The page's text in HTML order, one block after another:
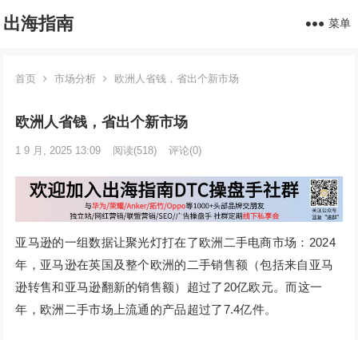
出海指南 菜单
首页 市场分析 欧洲人省钱，省出个新市场
欧洲人省钱，省出个新市场
1 9 月, 2025 13:09 阅读(518) 评论(0)
亚马逊的一组数据让聚光灯打在了欧洲二手电商市场：2024
年，亚马逊在英国及整个欧洲的二手销售额（包括来自亚马
逊转售和亚马逊翻新的销售额）超过了20亿欧元。而这一
年，欧洲二手市场上流通的产品超过了7.4亿件。